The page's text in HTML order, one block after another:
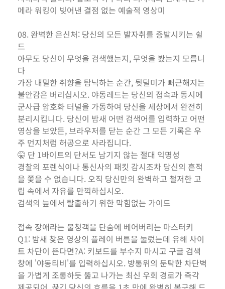
메라 워킹이 빚어낸 결점 없는 예술적 영상미
08. 완벽한 은신처: 당신의 모든 발자취를 증발시키는 쉴
드
아무도 당신이 무엇을 검색했는지, 무엇을 봤는지 모릅니
다
가장 내밀한 취향을 탐닉하는 순간, 뒷덜미가 뻐근해지는
불안감은 버리십시오. 야동레드는 당신의 접속과 동시에
군사급 암호화 터널을 가동하여 당신을 세상에서 완전히
분리시킵니다. 당신이 밤새 어떤 검색어를 입력하고 어떤
영상을 보았든, 브라우저를 닫는 순간 그 모든 기록은 우
주 먼지처럼 허공으로 사라집니다.
🤫 단 1바이트의 단서도 남기지 않는 절대 익명성
경찰의 포렌식이나 통신사의 패킷 감시조차 당신의 흔적
을 쫓을 수 없습니다. 오직 당신만의 완벽하고 철저한 고
립 속에서 자유를 만끽하십시오.
검색의 늪에서 탈출하기 위한 막힘없는 가이드
접속 장애라는 불청객을 단숨에 베어버리는 마스터키
Q1: 밤새 찾은 영상의 플레이 버튼을 눌렀는데 유해 사이
트 차단이 뜬다면?A: 키보드를 부수지 마시고 구글 검색
창에 '야동티비'를 입력하십시오. 방통위의 둔탁한 차단벽
을 가볍게 조롱하듯 뚫고 나가는 최신 우회 경로가 즉각